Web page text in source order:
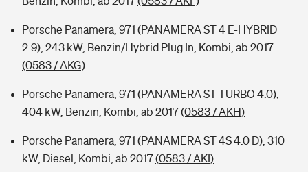
Porsche Panamera, 971 (PANAMERA ST 4 E-HYBRID
2.9), 243 kW, Benzin/Hybrid Plug In, Kombi, ab 2017
(0583 / AKG)
Porsche Panamera, 971 (PANAMERA ST TURBO 4.0),
404 kW, Benzin, Kombi, ab 2017(0583 / AKH)
Porsche Panamera, 971 (PANAMERA ST 4S 4.0 D), 310
kW, Diesel, Kombi, ab 2017(0583 / AKI)